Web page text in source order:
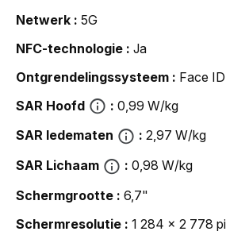
Netwerk
5G
NFC-technologie
Ja
Ontgrendelingssysteem
Face ID
SAR Hoofd
0,99 W/kg
SAR ledematen
2,97 W/kg
SAR Lichaam
0,98 W/kg
Schermgrootte
6,7"
Schermresolutie
1 284 x 2 778